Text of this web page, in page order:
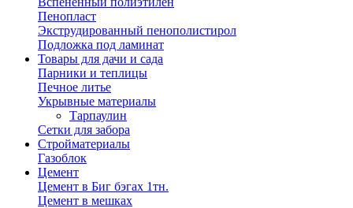
Пенопласт
Экструдированный пенополистирол
Подложка под ламинат
Товары для дачи и сада
Парники и теплицы
Печное литье
Укрывные материалы
Тарпаулин
Сетки для забора
Стройматериалы
Газоблок
Цемент
Цемент в Биг бэгах 1тн.
Цемент в мешках